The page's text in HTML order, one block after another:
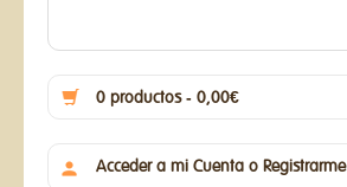
0 productos - 0,00€
Acceder a mi Cuenta o Registrarme